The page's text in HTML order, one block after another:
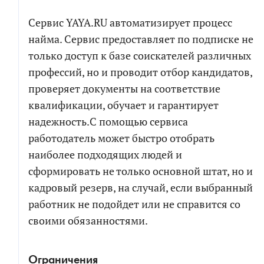
Сервис YAYA.RU автоматизирует процесс
найма. Сервис предоставляет по подписке не
только доступ к базе соискателей различных
профессий, но и проводит отбор кандидатов,
проверяет документы на соответствие
квалификации, обучает и гарантирует
надежность.С помощью сервиса
работодатель может быстро отобрать
наиболее подходящих людей и
сформировать не только основной штат, но и
кадровый резерв, на случай, если выбранный
работник не подойдет или не справится со
своими обязанностями.
Ограничения
Я соглашаюсь на обработку персональных
данных в соответствии сполитикой обработки
персональных данных
Я согласен на получение информационных и
рекламных сообщений